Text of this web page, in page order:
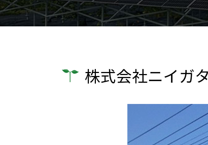
株式会社ニイガ